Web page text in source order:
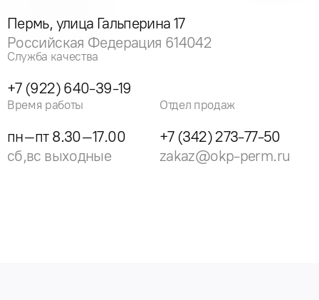
Пермь, улица Гальперина 17
Российская Федерация 614042
Служба качества
+7 (922) 640-39-19
Время работы
пн–пт 8.30–17.00
сб,вс выходные
Отдел продаж
+7 (342) 273-77-50
zakaz@okp-perm.ru